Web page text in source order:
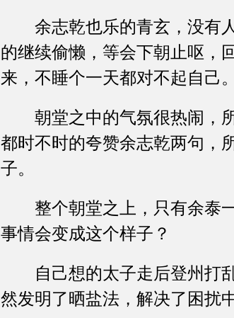
余志乾也乐的青玄，没有人
的继续偷懒，等会下朝止呕，
来，不睡个一天都对不起自己。
朝堂之中的气氛很热闹，所
都时不时的夸赞余志乾两句，
子。
整个朝堂之上，只有余泰一
事情会变成这个样子？
自己想的太子走后登州打乱
然发明了晒盐法，解决了困扰